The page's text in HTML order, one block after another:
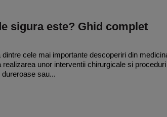
sigura este? Ghid complet
cele mai importante descoperiri din
realizarea unor interventii chirurgicale si proceduri
sau...